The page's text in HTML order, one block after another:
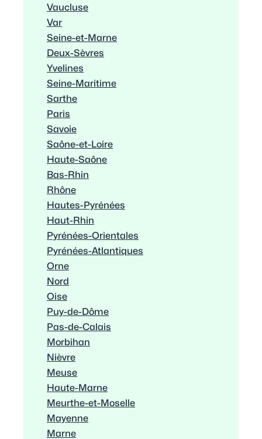
Vaucluse
Var
Seine-et-Marne
Deux-Sèvres
Yvelines
Seine-Maritime
Sarthe
Paris
Savoie
Saône-et-Loire
Haute-Saône
Bas-Rhin
Rhône
Hautes-Pyrénées
Haut-Rhin
Pyrénées-Orientales
Pyrénées-Atlantiques
Orne
Nord
Oise
Puy-de-Dôme
Pas-de-Calais
Morbihan
Nièvre
Meuse
Haute-Marne
Meurthe-et-Moselle
Mayenne
Marne